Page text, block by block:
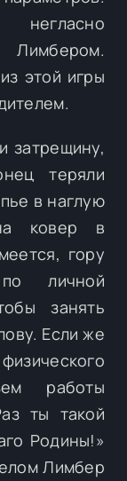
этой игры
затрещину,
теряли
в наглую
ковер в
гору
по личной
занять
Если же
работы
ты такой
Родины!»
Лимбер